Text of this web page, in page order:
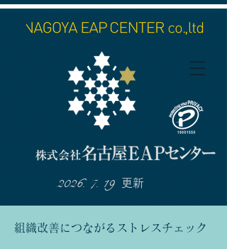
2026. 7. 19 更新
組織改善につながるストレスチェック